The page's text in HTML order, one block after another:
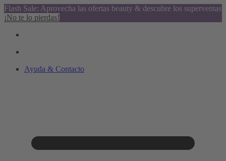
Flash Sale: Aprovecha las ofertas beauty & descubre los superventas
¡No te lo pierdas!
Ayuda & Contacto